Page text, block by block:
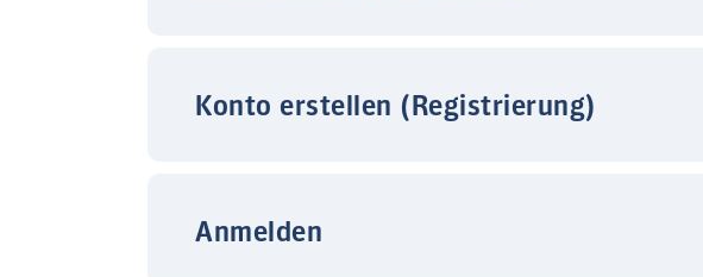
Konto erstellen (Registrierung)
Anmelden